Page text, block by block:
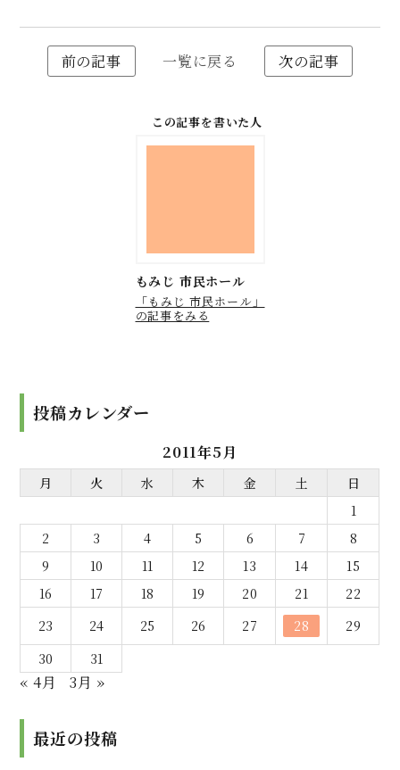
前の記事 一覧に戻る 次の記事
この記事を書いた人
もみじ 市民ホール
「もみじ 市民ホール」
の記事をみる
投稿カレンダー
2011年5月
月 火 水 木 金 土
日
1
2
3 4 5 6 7
8
9
10 11 12 13 14
15
16
17 18 19 20 21
22
23
24 25 26 27 28
29
30
31
« 4月 3月 »
最近の投稿